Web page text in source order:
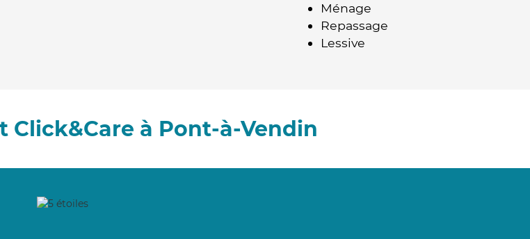
Ménage
Repassage
Lessive
Click&Care à Pont-à-Vendin